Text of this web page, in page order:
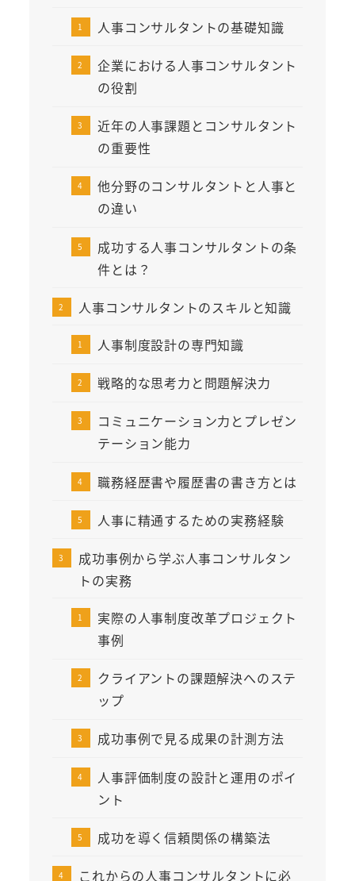
人事コンサルタントの基礎知識
企業における人事コンサルタント
の役割
近年の人事課題とコンサルタント
の重要性
他分野のコンサルタントと人事と
の違い
成功する人事コンサルタントの条
件とは？
人事コンサルタントのスキルと知識
人事制度設計の専門知識
戦略的な思考力と問題解決力
コミュニケーション力とプレゼン
テーション能力
職務経歴書や履歴書の書き方とは
人事に精通するための実務経験
成功事例から学ぶ人事コンサルタン
トの実務
実際の人事制度改革プロジェクト
事例
クライアントの課題解決へのステ
ップ
成功事例で見る成果の計測方法
人事評価制度の設計と運用のポイ
ント
成功を導く信頼関係の構築法
これからの人事コンサルタントに必